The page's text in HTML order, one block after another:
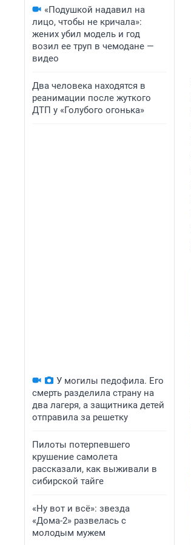
«Подушкой надавил на
лицо, чтобы не кричала»:
жених убил модель и год
возил ее труп в чемодане —
видео
Два человека находятся в
реанимации после жуткого
ДТП у «Голубого огонька»
У могилы педофила. Его
смерть разделила страну на
два лагеря, а защитника детей
отправила за решетку
Пилоты потерпевшего
крушение самолета
рассказали, как выживали в
сибирской тайге
«Ну вот и всё»: звезда
«Дома-2» развелась с
молодым мужем